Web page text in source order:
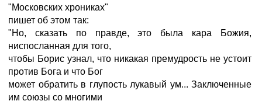
"Московских хрониках"
пишет об этом так:
"Hо, сказать по правде, это была кара Божия,
ниспосланная для того,
чтобы Борис узнал, что никакая премудрость не устоит
против Бога и что Бог
может обратить в глупость лукавый ум... Заключенные
им союзы со многими